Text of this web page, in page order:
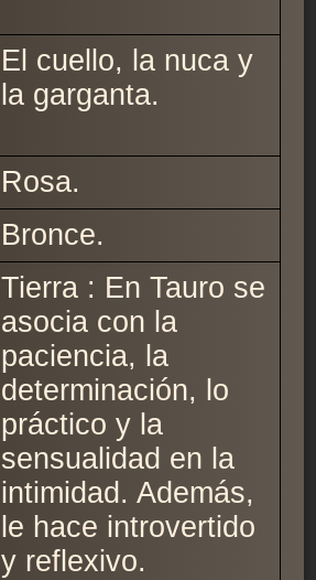
El cuello, la nuca y
la garganta.
Rosa.
Bronce.
Tierra : En Tauro se
asocia con la
paciencia, la
determinación, lo
práctico y la
sensualidad en la
intimidad. Además,
le hace introvertido
y reflexivo.